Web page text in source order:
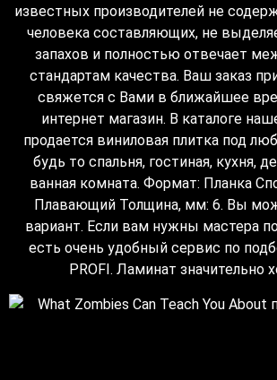
известных производителей не
человека составляющих, не
запахов и полностью отвечает
стандартам качества. Ваш заказ
свяжется с Вами в ближайшее
интернет магазин. В каталоге
продается виниловая плитка под
будь то спальня, гостиная, кухня,
ванная комната. Формат: Планка
Плавающий Толщина, мм: 6. Вы
вариант. Если вам нужны мастера
есть очень удобный сервис по
PROFI. Ламинат значительно